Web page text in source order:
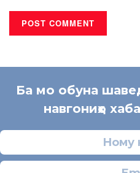
Ба мо обуна
навгониҳо